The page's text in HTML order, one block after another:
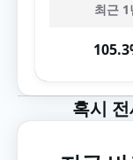
최근 1
혹시